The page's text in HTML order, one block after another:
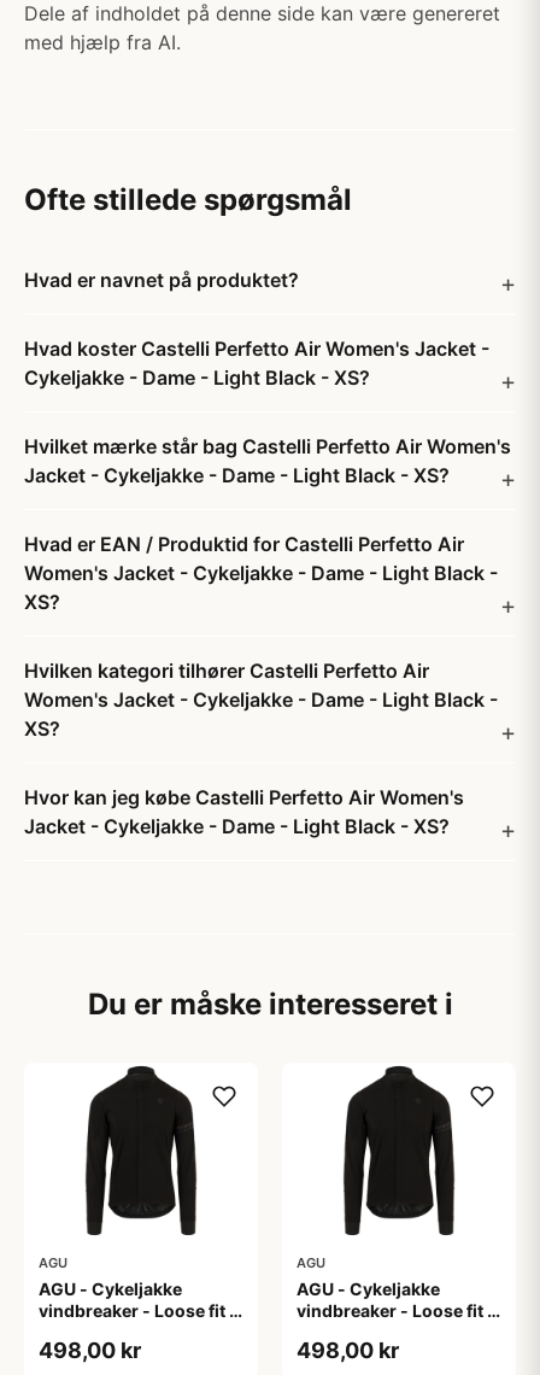
Dele af indholdet på denne side kan være genereret
med hjælp fra AI.
Ofte stillede spørgsmål
Hvad er navnet på produktet?
Hvad koster Castelli Perfetto Air Women's Jacket -
Cykeljakke - Dame - Light Black - XS?
Hvilket mærke står bag Castelli Perfetto Air Women's
Jacket - Cykeljakke - Dame - Light Black - XS?
Hvad er EAN / Produktid for Castelli Perfetto Air
Women's Jacket - Cykeljakke - Dame - Light Black -
XS?
Hvilken kategori tilhører Castelli Perfetto Air
Women's Jacket - Cykeljakke - Dame - Light Black -
XS?
Hvor kan jeg købe Castelli Perfetto Air Women's
Jacket - Cykeljakke - Dame - Light Black - XS?
Du er måske interesseret i
AGU
AGU - Cykeljakke
vindbreaker - Loose fit -
498,00 kr
AGU
AGU - Cykeljakke
vindbreaker - Loose fit -
498,00 kr